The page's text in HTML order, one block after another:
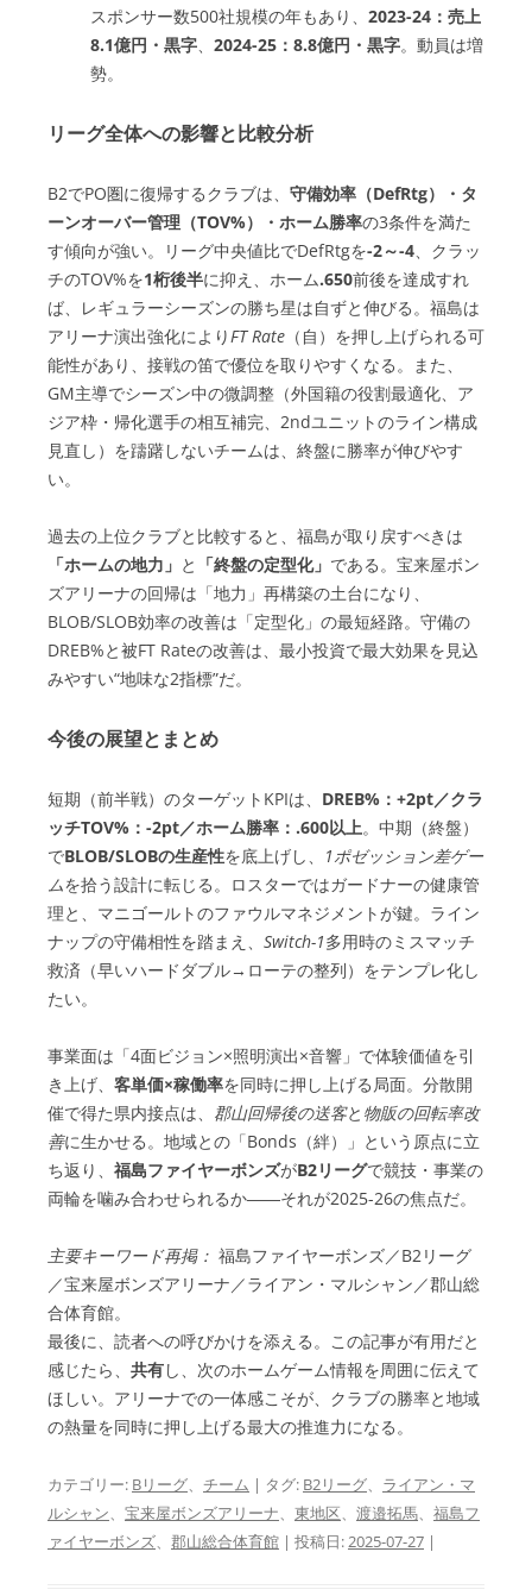
スポンサー数500社規模の年もあり、 2023-24：売上
8.1億円・黒字、 2024-25：8.8億円・黒字。動員は増
勢。
リーグ全体への影響と比較分析
B2でPO圏に復帰するクラブは、 守備効率（DefRtg）・タ
ーンオーバー管理（TOV%）・ホーム勝率の3条件を満た
す傾向が強い。リーグ中央値比でDefRtgを-2～-4、クラッ
チのTOV%を1桁後半に抑え、ホーム.650前後を達成すれ
ば、レギュラーシーズンの勝ち星は自ずと伸びる。福島は
アリーナ演出強化によりFT Rate （自）を押し上げられる可
能性があり、接戦の笛で優位を取りやすくなる。また、
GM主導でシーズン中の微調整（外国籍の役割最適化、ア
ジア枠・帰化選手の相互補完、2ndユニットのライン構成
見直し）を躊躇しないチームは、終盤に勝率が伸びやす
い。
過去の上位クラブと比較すると、福島が取り戻すべきは
「ホームの地力」 と 「終盤の定型化」 である。宝来屋ボン
ズアリーナの回帰は「地力」再構築の土台になり、
BLOB/SLOB効率の改善は「定型化」の最短経路。守備の
DREB%と被FT Rateの改善は、最小投資で最大効果を見込
みやすい“地味な2指標”だ。
今後の展望とまとめ
短期（前半戦）のターゲットKPIは、 DREB%：+2pt／クラ
ッチTOV%：-2pt／ホーム勝率：.600以上。中期（終盤）
でBLOB/SLOBの生産性を底上げし、
1ポゼッション差ゲー
ムを拾う設計に転じる。ロスターではガードナーの健康管
理と、マニゴールトのファウルマネジメントが鍵。ライン
ナップの守備相性を踏まえ、 Switch-1多用時のミスマッチ
救済（早いハードダブル→ローテの整列）をテンプレ化し
たい。
事業面は「4面ビジョン×照明演出×音響」で体験価値を引
き上げ、 客単価×稼働率を同時に押し上げる局面。分散開
催で得た県内接点は、 郡山回帰後の送客と 物販の回転率改
善に生かせる。地域との「Bonds（絆）」という原点に立
ち返り、 福島ファイヤーボンズがB2リーグで競技・事業の
両輪を噛み合わせられるか――それが2025-26の焦点だ。
主要キーワード再掲： 福島ファイヤーボンズ／B2リーグ
／宝来屋ボンズアリーナ／ライアン・マルシャン／郡山総
合体育館。
最後に、読者への呼びかけを添える。この記事が有用だと
感じたら、 共有し、次のホームゲーム情報を周囲に伝えて
ほしい。アリーナでの一体感こそが、クラブの勝率と地域
の熱量を同時に押し上げる最大の推進力になる。
カテゴリー: Bリーグ、 チーム | タグ: B2リーグ、 ライアン・マ
ルシャン、 宝来屋ボンズアリーナ、 東地区、 渡邉拓馬、 福島フ
ァイヤーボンズ、 郡山総合体育館 | 投稿日:2025-07-27 |